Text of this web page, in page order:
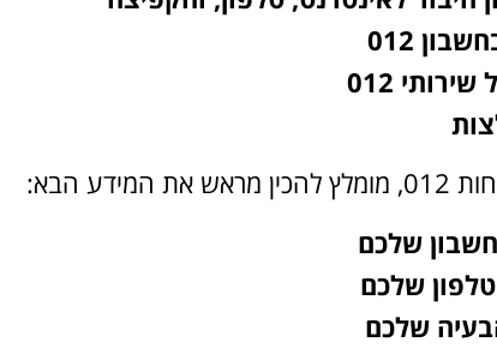
012
012
הבא:
שלכם
שלכם
שלכם